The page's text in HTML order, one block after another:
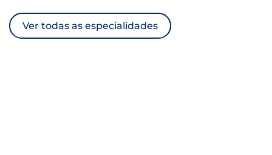
TRATAMENTO DE ANIMAIS
Ver todas as especialidades